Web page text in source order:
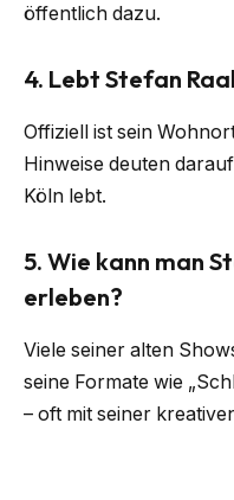
öffentlich dazu.
4. Lebt Stefan
Offiziell ist sein
Hinweise deuten
Köln lebt.
5. Wie kann man
erleben?
Viele seiner alten
seine Formate wie
– oft mit seiner